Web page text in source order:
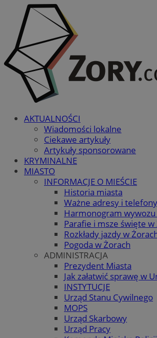
AKTUALNOŚCI
Wiadomości lokalne
Ciekawe artykuły
Artykuły sponsorowane
KRYMINALNE
MIASTO
INFORMACJE O MIEŚCIE
Historia miasta
Ważne adresy i telefony
Harmonogram
Parafie i msze święte w
Rozkłady jazdy w
Pogoda w Żorach
ADMINISTRACJA
Prezydent Miasta
Jak załatwić sprawę w
INSTYTUCJE
Urząd Stanu Cywilnego
MOPS
Urząd Skarbowy
Urząd Pracy